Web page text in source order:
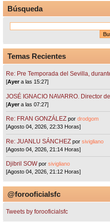
Búsqueda
Temas Recientes
Re: Pre Temporada del Sevilla,
[Ayera las 15:27]
JOSÉ IGNACIO NAVARRO. Director
[Ayera las 07:27]
Re: FRAN GONZÁLEZ pordrodgom
[Agosto 04, 2026, 22:33 Horas]
Re: JUANLU SÁNCHEZ porsivigliano
[Agosto 04, 2026, 21:14 Horas]
Djibril SOW porsivigliano
[Agosto 04, 2026, 21:12 Horas]
@forooficialsfc
Tweets by forooficialsfc